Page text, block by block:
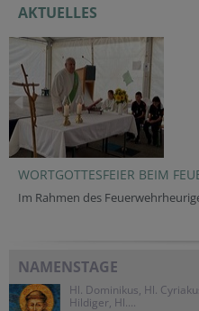
AKTUELLES
WORTGOTTESFEIER BEIM
Im Rahmen des
NAMENSTAGE
Hl. Dominikus, Hl.
Hildiger, Hl....